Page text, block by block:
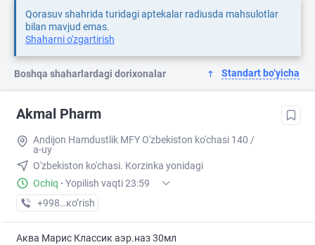
Qorasuv shahrida turidagi aptekalar radiusda mahsulotlar
bilan mavjud emas.
Shaharni o'zgartirish
Boshqa shaharlardagi dorixonalar Standart bo‘yicha
Akmal Pharm
Andijon Hamdustlik MFY O'zbekiston ko'chasi 140 /
a-uy
O'zbekiston ko'chasi. Korzinka yonidagi
Ochiq · Yopilish vaqti 23:59
+998 (90) XXX-XX-XX
кo’rish
Аква Марис Классик аэр.наз 30мл